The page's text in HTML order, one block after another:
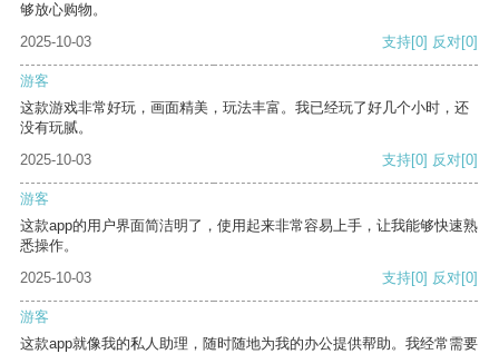
够放心购物。
2025-10-03
支持[0] 反对[0]
游客
这款游戏非常好玩，画面精美，玩法丰富。我已经玩了好几个小时，还
没有玩腻。
2025-10-03
支持[0] 反对[0]
游客
这款app的用户界面简洁明了，使用起来非常容易上手，让我能够快速熟
悉操作。
2025-10-03
支持[0] 反对[0]
游客
这款app就像我的私人助理，随时随地为我的办公提供帮助。我经常需要